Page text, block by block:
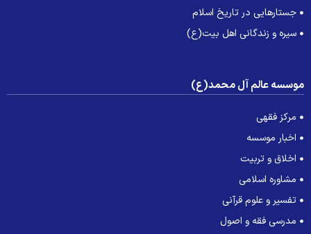
جستارهایی در تاریخ اسلام
سیره و زندگانی اهل بیت(ع)
عالم آل محمد(ع)
مرکز فقهی
اخبار موسسه
اخلاق و تربیت
مشاوره اسلامی
تفسیر و علوم قرآنی
مدرسی فقه و اصول